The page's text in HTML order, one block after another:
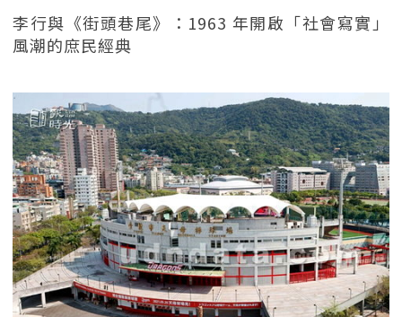
李行與《街頭巷尾》：1963 年開啟「社會寫實」
風潮的庶民經典